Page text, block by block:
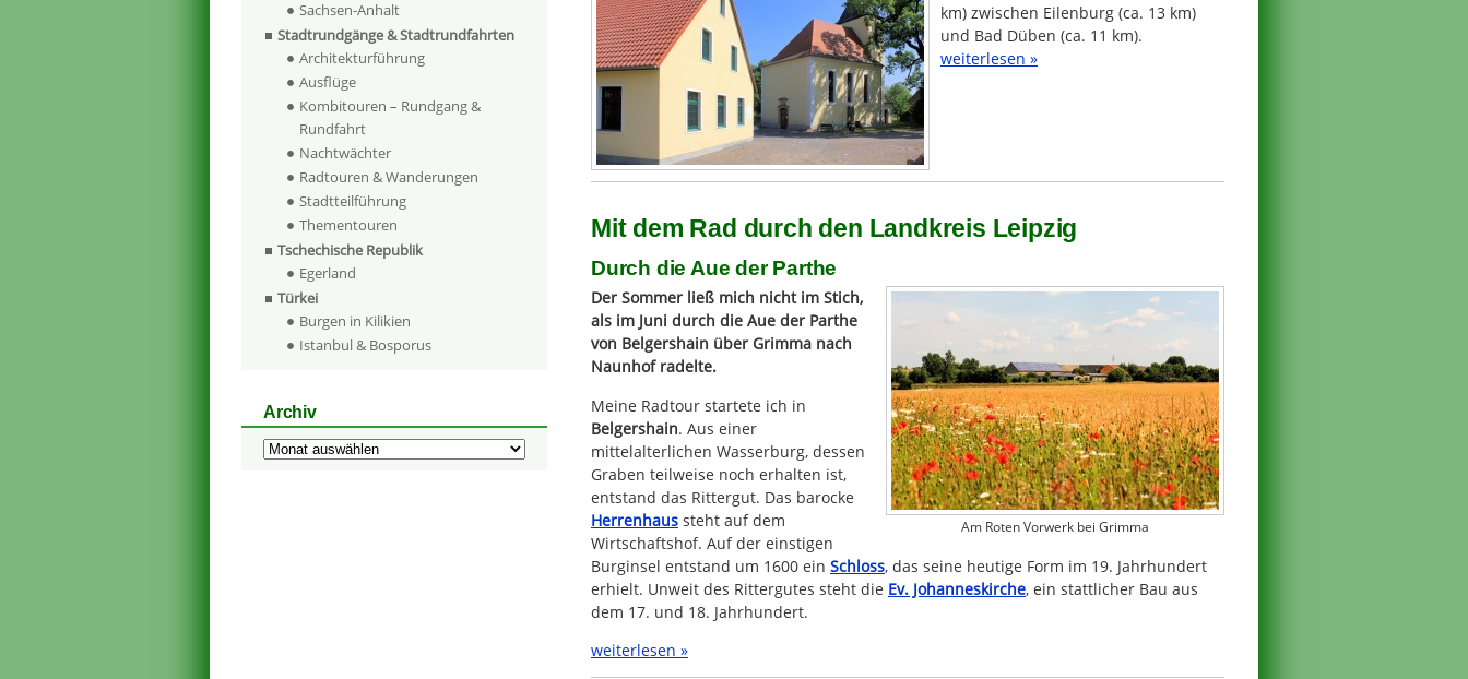
km) zwischen Eilenburg (ca. 13 km)
und Bad Düben (ca. 11 km).
weiterlesen »
Mit dem Rad durch den Landkreis Leipzig
Durch die Aue der Parthe
Am Roten Vorwerk bei Grimma
Der Sommer ließ mich nicht im Stich,
als im Juni durch die Aue der Parthe
von Belgershain über Grimma nach
Naunhof radelte.
Meine Radtour startete ich in
Belgershain. Aus einer
mittelalterlichen Wasserburg, dessen
Graben teilweise noch erhalten ist,
entstand das Rittergut. Das barocke
Herrenhaus steht auf dem
Wirtschaftshof. Auf der einstigen
Burginsel entstand um 1600 ein Schloss, das seine heutige Form im 19. Jahrhundert
erhielt. Unweit des Rittergutes steht die Ev. Johanneskirche, ein stattlicher Bau aus
dem 17. und 18. Jahrhundert.
weiterlesen »
Sachsen-Anhalt
Stadtrundgänge & Stadtrundfahrten
Architekturführung
Ausflüge
Kombitouren – Rundgang &
Rundfahrt
Nachtwächter
Radtouren & Wanderungen
Stadtteilführung
Thementouren
Tschechische Republik
Egerland
Türkei
Burgen in Kilikien
Istanbul & Bosporus
Archiv
Archiv